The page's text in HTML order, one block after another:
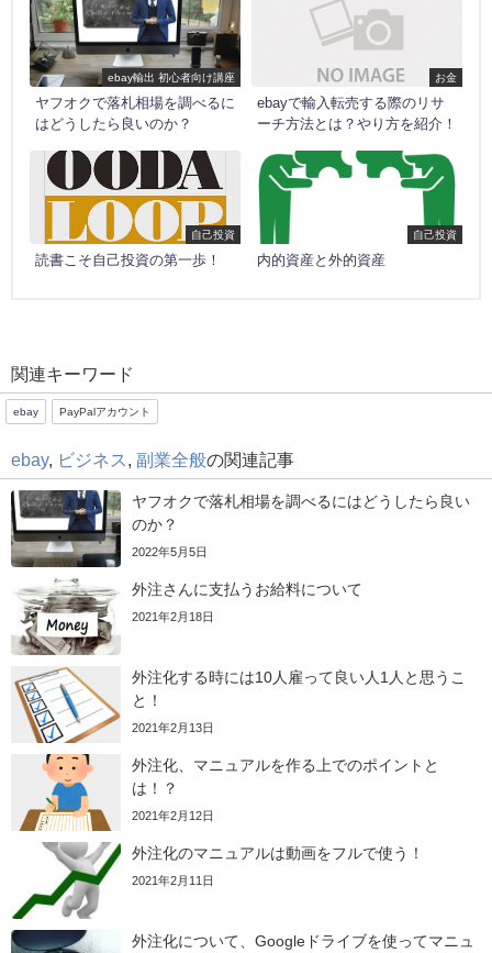
ebay輸出 初心者向け講座
ヤフオクで落札相場を調べるに
はどうしたら良いのか？
お金
ebayで輸入転売する際のリサ
ーチ方法とは？やり方を紹介！
自己投資
読書こそ自己投資の第一歩！
自己投資
内的資産と外的資産
関連キーワード
ebay PayPalアカウント
ebay, ビジネス 副業全般の関連記事
ヤフオクで落札相場を調べるにはどうしたら良い
のか？
2022年5月5日
外注さんに支払うお給料について
2021年2月18日
外注化する時には10人雇って良い人1人と思うこ
と！
2021年2月13日
外注化、マニュアルを作る上でのポイントと
は！？
2021年2月12日
外注化のマニュアルは動画をフルで使う！
2021年2月11日
外注化について、Googleドライブを使ってマニュ